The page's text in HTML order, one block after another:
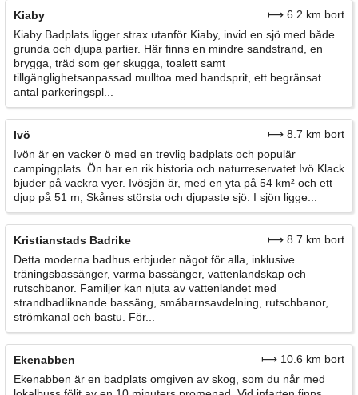
Kiaby
⟼ 6.2 km bort
Kiaby Badplats ligger strax utanför Kiaby, invid en sjö med både
grunda och djupa partier. Här finns en mindre sandstrand, en
brygga, träd som ger skugga, toalett samt
tillgänglighetsanpassad mulltoa med handsprit, ett begränsat
antal parkeringspl...
Ivö
⟼ 8.7 km bort
Ivön är en vacker ö med en trevlig badplats och populär
campingplats. Ön har en rik historia och naturreservatet Ivö Klack
bjuder på vackra vyer. Ivösjön är, med en yta på 54 km² och ett
djup på 51 m, Skånes största och djupaste sjö. I sjön ligge...
Kristianstads Badrike
⟼ 8.7 km bort
Detta moderna badhus erbjuder något för alla, inklusive
träningsbassänger, varma bassänger, vattenlandskap och
rutschbanor. Familjer kan njuta av vattenlandet med
strandbadliknande bassäng, småbarnsavdelning, rutschbanor,
strömkanal och bastu. För...
Ekenabben
⟼ 10.6 km bort
Ekenabben är en badplats omgiven av skog, som du når med